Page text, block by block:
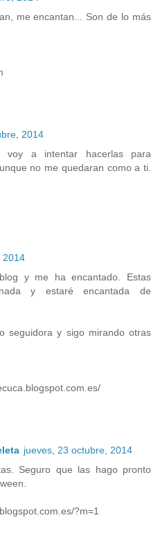
me encantan... Son de lo más
2014
voy a intentar hacerlas para
no me quedaran como a ti.
2014
y me ha encantado. Estas
y estaré encantada de
seguidora y sigo mirando otras
jueves, 23 octubre, 2014
Seguro que las hago pronto
?m=1